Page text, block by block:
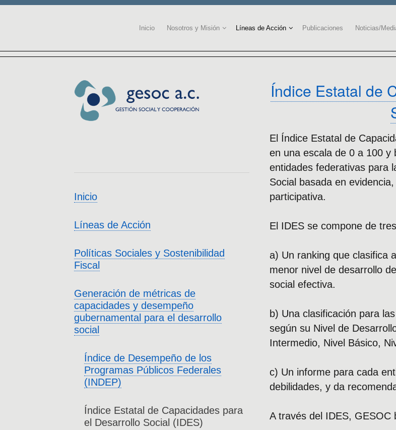
Inicio Nosotros y Misión Líneas de Acción Publicaciones Noticias/
Índice Estatal de
El Índice Estatal de
en una escala de 0 a 100 y
entidades federativas para
Social basada en
participativa.
El IDES se compone de
a) Un ranking que clasifica
menor nivel de desarrollo
social efectiva.
b) Una clasificación para
según su Nivel de
Intermedio, Nivel Básico,
c) Un informe para cada
debilidades, y da
A través del IDES, GESOC
Inicio
Líneas de Acción
Políticas Sociales y Sostenibilidad
Fiscal
Generación de métricas de
capacidades y desempeño
gubernamental para el desarrollo
social
Índice de Desempeño de los
Programas Públicos Federales
(INDEP)
Índice Estatal de Capacidades para
el Desarrollo Social (IDES)